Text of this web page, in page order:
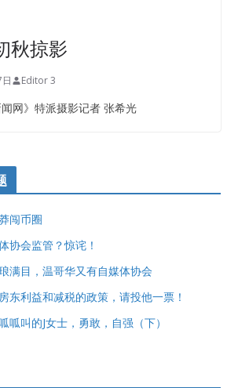
秋掠影
Editor 3
闻网》特派摄影记者 张希光
闯币圈
协会监管？惊诧！
满目，温哥华又有自媒体协会
东利益和减税的政策，请投他一票！
呱叫的J女士，勇敢，自强（下）